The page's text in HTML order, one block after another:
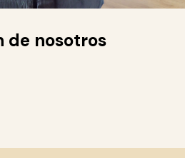
de nosotros